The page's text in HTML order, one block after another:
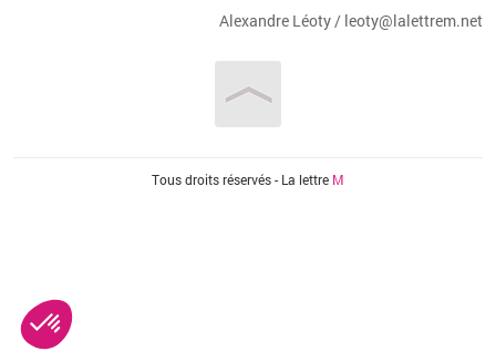
Alexandre Léoty / leo­ty@​la­let­trem.​net
Tous droits réservés - La lettre M